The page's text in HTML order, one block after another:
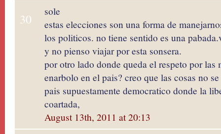
30
sole
estas elecciones son una forma de
los politicos. no tiene sentido es una
y no pienso viajar por esta sonsera.
por otro lado donde queda el respeto por las
enarbolo en el pais? creo que las cosas no
pais supuestamente democratico donde la
coartada,
August 13th, 2011 at 20:13